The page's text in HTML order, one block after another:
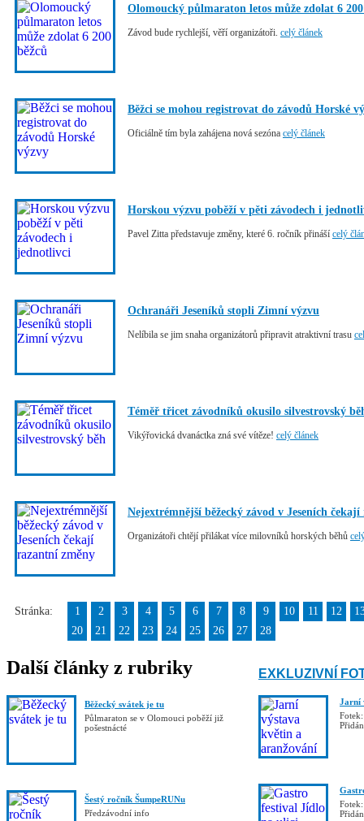
Olomoucký půlmaraton letos může zdolat 6 200
Závod bude rychlejší, věří organizátoři. celý článek
Běžci se mohou registrovat do závodů Horské
Oficiálně tím byla zahájena nová sezóna celý článek
Horskou výzvu poběží v pěti závodech i
Pavel Zitta představuje změny, které 6. ročník přináší celý
Ochranáři Jeseníků stopli Zimní výzvu
Nelíbila se jim snaha organizátorů připravit atraktivní trasu
Téměř třicet závodníků okusilo silvestrovský
Vikýřovická dvanáctka zná své vítěze! celý článek
Nejextrémnější běžecký závod v Jeseních
Organizátoři chtějí přilákat více milovníků horských běhů
Stránka: 1 2 3 4 5 6 7 8 9 10 11 12
20
21 22 23 24 25 26 27 28
Další články z rubriky
Běžecký svátek je tu
Půlmaraton se v Olomouci poběží již
pošestnácté
Šestý ročník ŠumpeRUNu
Předzávodní info
EXKLUZIVNÍ
Jarní